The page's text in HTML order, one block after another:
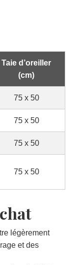
Taie d’oreiller
(cm)
75 x 50
75 x 50
75 x 50
75 x 50
légèrement
et des